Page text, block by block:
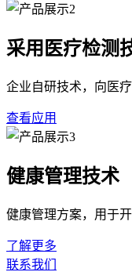
采用医疗检测
企业自研技术，向医
查看应用
健康管理技术
健康管理方案，用于
了解更多
联系我们